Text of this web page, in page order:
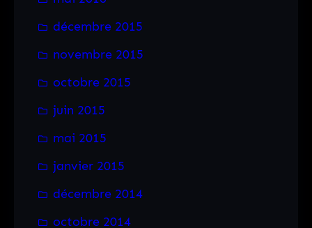
décembre 2015
novembre 2015
octobre 2015
juin 2015
mai 2015
janvier 2015
décembre 2014
octobre 2014